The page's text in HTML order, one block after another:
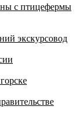
с птицефермы
экскурсовод